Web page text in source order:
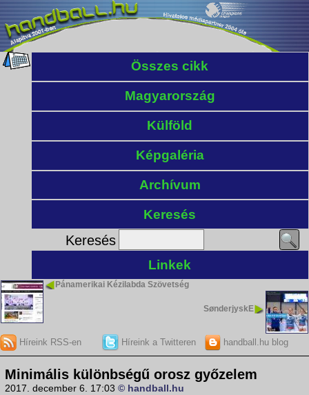
Összes cikk
Magyarország
Külföld
Képgaléria
Archívum
Keresés
Keresés
Linkek
Pánamerikai Kézilabda Szövetség
SønderjyskE
Híreink RSS-en Híreink a Twitteren handball.hu blog
Minimális különbségű orosz győzelem
2017. december 6. 17:03 © handball.hu